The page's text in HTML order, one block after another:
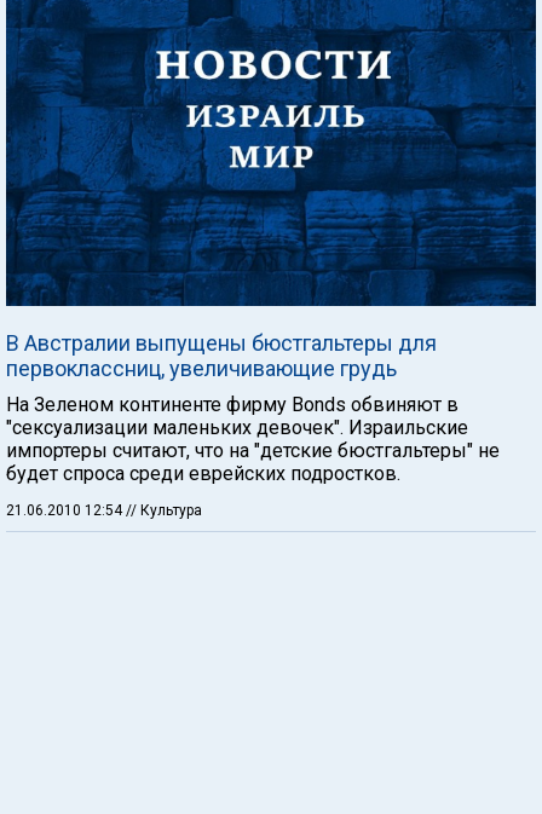
В Австралии выпущены бюстгальтеры для
первоклассниц, увеличивающие грудь
На Зеленом континенте фирму Bonds обвиняют в
"сексуализации маленьких девочек". Израильские
импортеры считают, что на "детские бюстгальтеры" не
будет спроса среди еврейских подростков.
21.06.2010 12:54 // Культура